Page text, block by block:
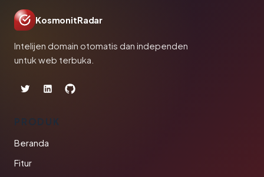
KosmonitRadar
Intelijen domain otomatis dan independen
untuk web terbuka.
PRODUK
Beranda
Fitur